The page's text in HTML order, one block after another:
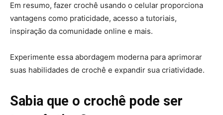
Em resumo, fazer crochê usando o celular proporciona
vantagens como praticidade, acesso a tutoriais,
inspiração da comunidade online e mais.
Experimente essa abordagem moderna para aprimorar
suas habilidades de crochê e expandir sua criatividade.
Sabia que o crochê pode ser